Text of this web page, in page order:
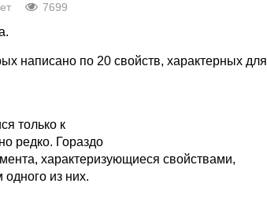
7699
написано по 20 свойств, характерных для
только к
редко. Гораздо
характеризующиеся свойствами,
из них.